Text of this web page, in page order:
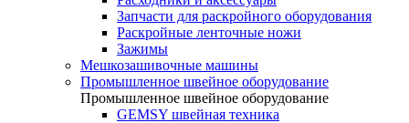
Запчасти для раскройного оборудования
Раскройные ленточные ножи
Зажимы
Мешкозашивочные машины
Промышленное швейное оборудование
Промышленное швейное оборудование
GEMSY швейная техника